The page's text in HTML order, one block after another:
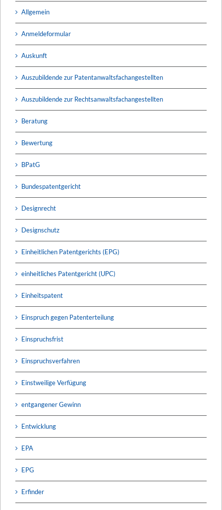
Allgemein
Anmeldeformular
Auskunft
Auszubildende zur Patentanwaltsfachangestellten
Auszubildende zur Rechtsanwaltsfachangestellten
Beratung
Bewertung
BPatG
Bundespatentgericht
Designrecht
Designschutz
Einheitlichen Patentgerichts (EPG)
einheitliches Patentgericht (UPC)
Einheitspatent
Einspruch gegen Patenterteilung
Einspruchsfrist
Einspruchsverfahren
Einstweilige Verfügung
entgangener Gewinn
Entwicklung
EPA
EPG
Erfinder